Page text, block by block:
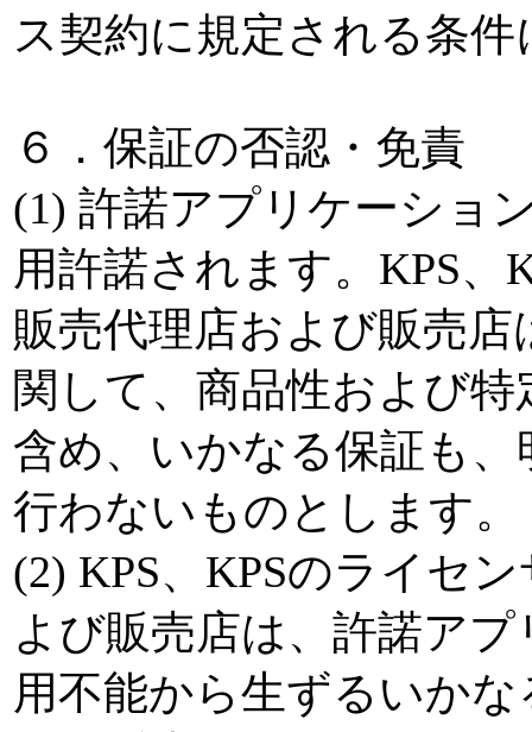
ス契約に規定される条
６．保証の否認・免責
(1) 許諾アプリケーショ
用許諾されます。KPS
販売代理店および販売
関して、商品性および
含め、いかなる保証も
行わないものとします。
(2) KPS、KPSのライセ
よび販売店は、許諾ア
用不能から生ずるいか